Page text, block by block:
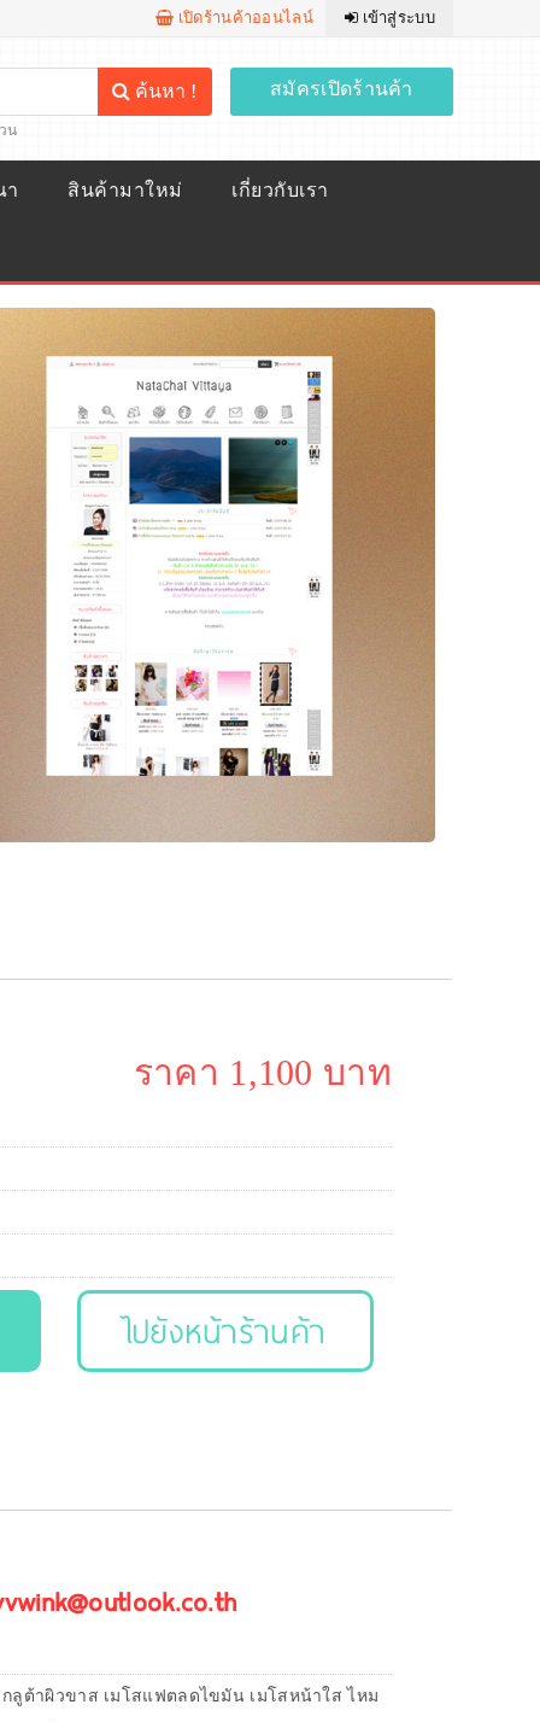
เปิดร้านค้าออนไลน์ เข้าสู่ระบบ
ค้นหา !
น
สมัครเปิดร้านค้า
า สินค้ามาใหม่ เกี่ยวกับเรา
ราคา 1,100 บาท
ไปยังหน้าร้านค้า
ลูต้าผิวขาส เมโสแฟตลดไขมัน เมโสหน้าใส ไหม